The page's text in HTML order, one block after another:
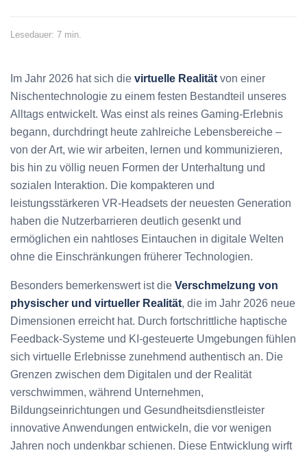
Lesedauer: 7 min.
Im Jahr 2026 hat sich die virtuelle Realität von einer
Nischentechnologie zu einem festen Bestandteil unseres
Alltags entwickelt. Was einst als reines Gaming-Erlebnis
begann, durchdringt heute zahlreiche Lebensbereiche –
von der Art, wie wir arbeiten, lernen und kommunizieren,
bis hin zu völlig neuen Formen der Unterhaltung und
sozialen Interaktion. Die kompakteren und
leistungsstärkeren VR-Headsets der neuesten Generation
haben die Nutzerbarrieren deutlich gesenkt und
ermöglichen ein nahtloses Eintauchen in digitale Welten
ohne die Einschränkungen früherer Technologien.
Besonders bemerkenswert ist die Verschmelzung von
physischer und virtueller Realität, die im Jahr 2026 neue
Dimensionen erreicht hat. Durch fortschrittliche haptische
Feedback-Systeme und KI-gesteuerte Umgebungen fühlen
sich virtuelle Erlebnisse zunehmend authentisch an. Die
Grenzen zwischen dem Digitalen und der Realität
verschwimmen, während Unternehmen,
Bildungseinrichtungen und Gesundheitsdienstleister
innovative Anwendungen entwickeln, die vor wenigen
Jahren noch undenkbar schienen. Diese Entwicklung wirft